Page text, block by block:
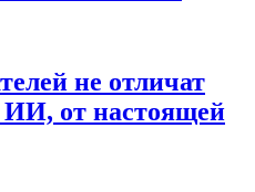
не отличат
ИИ, от настоящей